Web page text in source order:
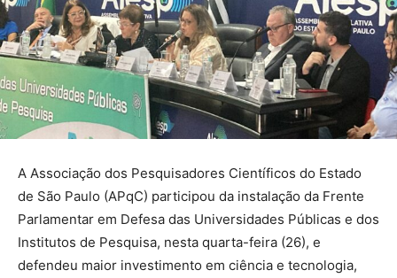
A Associação dos Pesquisadores Científicos do Estado
de São Paulo (APqC) participou da instalação da Frente
Parlamentar em Defesa das Universidades Públicas e dos
Institutos de Pesquisa, nesta quarta-feira (26), e
defendeu maior investimento em ciência e tecnologia,